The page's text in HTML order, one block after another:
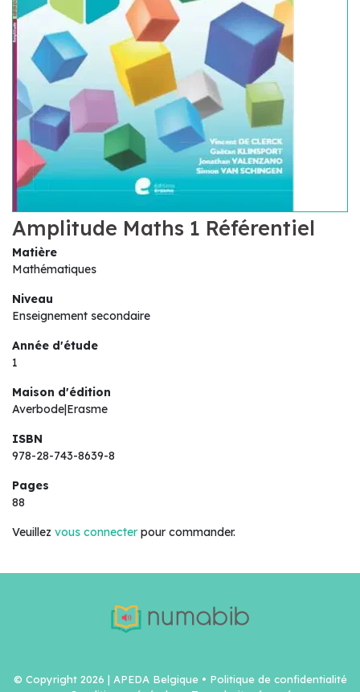
Amplitude Maths 1 Référentiel
Matière
Mathématiques
Niveau
Enseignement secondaire
Année d'étude
1
Maison d'édition
Averbode|Erasme
ISBN
978-28-743-8639-8
Pages
88
Veuillez vous connecter pour commander.
© Copyright 2026 | APEDA Belgique • Politique de confidentialité